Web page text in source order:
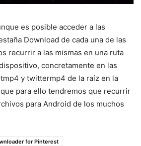
es posible acceder a las
Download de cada una de las
recurrir a las mismas en una ruta
concretamente en las
y twittermp4 de la raíz en la
para ello tendremos que recurrir
para Android de los muchos
for Pinterest